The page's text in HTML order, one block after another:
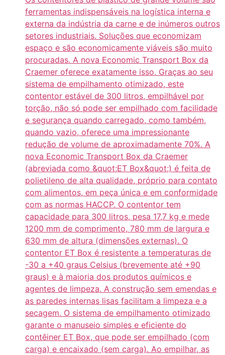
ferramentas indispensáveis ​​na logística interna e
externa da indústria da carne e de inúmeros outros
setores industriais. Soluções que economizam
espaço e são economicamente viáveis ​​são muito
procuradas. A nova Economic Transport Box da
Craemer oferece exatamente isso. Graças ao seu
sistema de empilhamento otimizado, este
contentor estável de 300 litros, empilhável por
torção, não só pode ser empilhado com facilidade
e segurança quando carregado, como também,
quando vazio, oferece uma impressionante
redução de volume de aproximadamente 70%. A
nova Economic Transport Box da Craemer
(abreviada como &quot;ET Box&quot;) é feita de
polietileno de alta qualidade, próprio para contato
com alimentos, em peça única e em conformidade
com as normas HACCP. O contentor tem
capacidade para 300 litros, pesa 17,7 kg e mede
1200 mm de comprimento, 780 mm de largura e
630 mm de altura (dimensões externas). O
contentor ET Box é resistente a temperaturas de
-30 a +40 graus Celsius (brevemente até +90
graus) e à maioria dos produtos químicos e
agentes de limpeza. A construção sem emendas e
as paredes internas lisas facilitam a limpeza e a
secagem. O sistema de empilhamento otimizado
garante o manuseio simples e eficiente do
contêiner ET Box, que pode ser empilhado (com
carga) e encaixado (sem carga). Ao empilhar, as